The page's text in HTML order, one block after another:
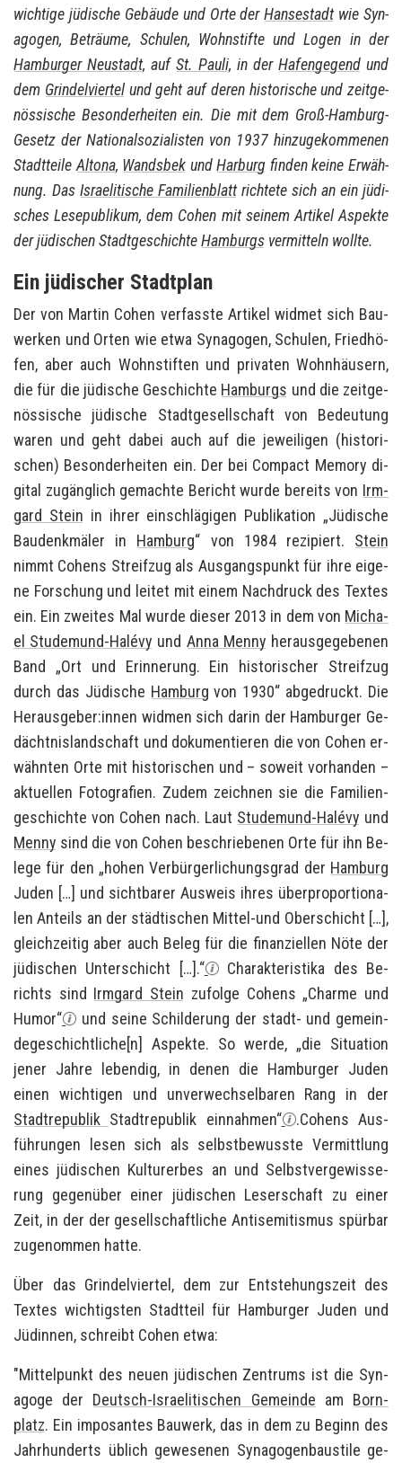
wich­ti­ge jü­di­sche Ge­bäu­de und Orte derHan­se­stadtwie Syn­
ago­gen, Be­träu­me, Schu­len, Wohn­stif­te und Logen in der
Ham­bur­ger Neu­stadt, auf St. Pauli, in der Ha­fen­ge­gend und
dem Grin­del­vier­telund geht auf deren his­to­ri­sche und zeit­ge­
nös­si­sche Be­son­der­hei­ten ein. Die mit dem Groß-​Hamburg-
Gesetz der Na­tio­nal­so­zia­lis­ten von 1937 hin­zu­ge­kom­me­nen
Stadt­tei­leAl­to­na, Wands­bek undHar­burg fin­den keine Er­wäh­
nung. Das Is­rae­li­ti­sche Fa­mi­li­en­blattrich­te­te sich an ein jü­di­
sches Le­se­pu­bli­kum, dem Cohen mit sei­nem Ar­ti­kel Aspek­te
der jü­di­schen Stadt­ge­schich­teHam­burgs ver­mit­teln woll­te.
Ein jüdischer Stadtplan
Der von Mar­tin Cohen ver­fass­te Ar­ti­kel wid­met sich Bau­
wer­ken und Orten wie etwa Syn­ago­gen, Schu­len, Fried­hö­
fen, aber auch Wohn­stif­ten und pri­va­ten Wohn­häu­sern,
die für die jü­di­sche Ge­schich­te Ham­burgs und die zeit­ge­
nös­si­sche jü­di­sche Stadt­ge­sell­schaft von Be­deu­tung
waren und geht dabei auch auf die je­wei­li­gen (his­to­ri­
schen) Be­son­der­hei­ten ein. Der bei Com­pact Me­mo­ry di­
gi­tal zu­gäng­lich ge­mach­te Be­richt wurde be­reits von Irm­
gard Stein in ihrer ein­schlä­gi­gen Pu­bli­ka­ti­on „Jü­di­sche
Bau­denk­mä­ler in Ham­burg“ von 1984 re­zi­piert. Stein
nimmt Co­hens Streif­zug als Aus­gangs­punkt für ihre ei­ge­
ne For­schung und lei­tet mit einem Nach­druck des Tex­tes
ein. Ein zwei­tes Mal wurde die­ser 2013 in dem von Mi­cha­
el Studemund-​Halévy und Anna Menny her­aus­ge­ge­be­nen
Band „Ort und Er­in­ne­rung. Ein his­to­ri­scher Streif­zug
durch das Jü­di­sche Ham­burg von 1930“ ab­ge­druckt. Die
Her­aus­ge­ber:innen wid­men sich darin der Ham­bur­ger Ge­
dächt­nis­land­schaft und do­ku­men­tie­ren die von Cohen er­
wähn­ten Orte mit his­to­ri­schen und – so­weit vor­han­den –
ak­tu­el­len Fo­to­gra­fien. Zudem zeich­nen sie die Fa­mi­li­en­
ge­schich­te von Cohen nach. Laut Studemund-​Halévy und
Menny sind die von Cohen be­schrie­be­nen Orte für ihn Be­
le­ge für den „hohen Ver­bür­ger­li­chungs­grad der Ham­burg
Juden […] und sicht­ba­rer Aus­weis ihres über­pro­por­tio­na­
len An­teils an der städ­ti­schen Mittel-​ und Ober­schicht […],
gleich­zei­tig aber auch Beleg für die fi­nan­zi­el­len Nöte der
jü­di­schen Un­ter­schicht […].“
Cha­rak­te­ris­ti­ka des Be­
richts sind Irm­gard Stein zu­fol­ge Co­hens „Charme und
Humor“
und seine Schil­de­rung der stadt-​ und ge­mein­
de­ge­schicht­li­che[n] Aspek­te. So werde, „die Si­tua­ti­on
jener Jahre le­ben­dig, in denen die Ham­bur­ger Juden
einen wich­ti­gen und un­ver­wech­sel­ba­ren Rang in der
Stadt­re­pu­blik Stadt­re­pu­blik ein­nah­men“
.Co­hens Aus­
füh­run­gen lesen sich als selbst­be­wuss­te Ver­mitt­lung
eines jü­di­schen Kul­tur­er­bes an und Selbst­ver­ge­wis­se­
rung ge­gen­über einer jü­di­schen Le­ser­schaft zu einer
Zeit, in der der ge­sell­schaft­li­che An­ti­se­mi­tis­mus spür­bar
zu­ge­nom­men hatte.
Über das Grin­del­vier­tel , dem zur Ent­ste­hungs­zeit des
Tex­tes wich­tigs­ten Stadt­teil für Ham­bur­ger Juden und
Jü­din­nen, schreibt Cohen etwa:
"Mit­tel­punkt des neuen jü­di­schen Zen­trums ist die Syn­
ago­ge der Deutsch-​Israelitischen Ge­mein­de am Born­
platz. Ein im­po­san­tes Bau­werk, das in dem zu Be­ginn des
Jahr­hun­derts üb­lich ge­we­se­nen Syn­ago­gen­bau­sti­le ge­